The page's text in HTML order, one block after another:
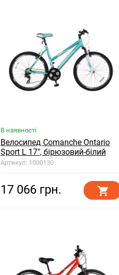
В наявності
Велосипед Comanche Ontario
Sport L 17", бірюзовий-білий
Артикул: 1000130
17 066 грн.